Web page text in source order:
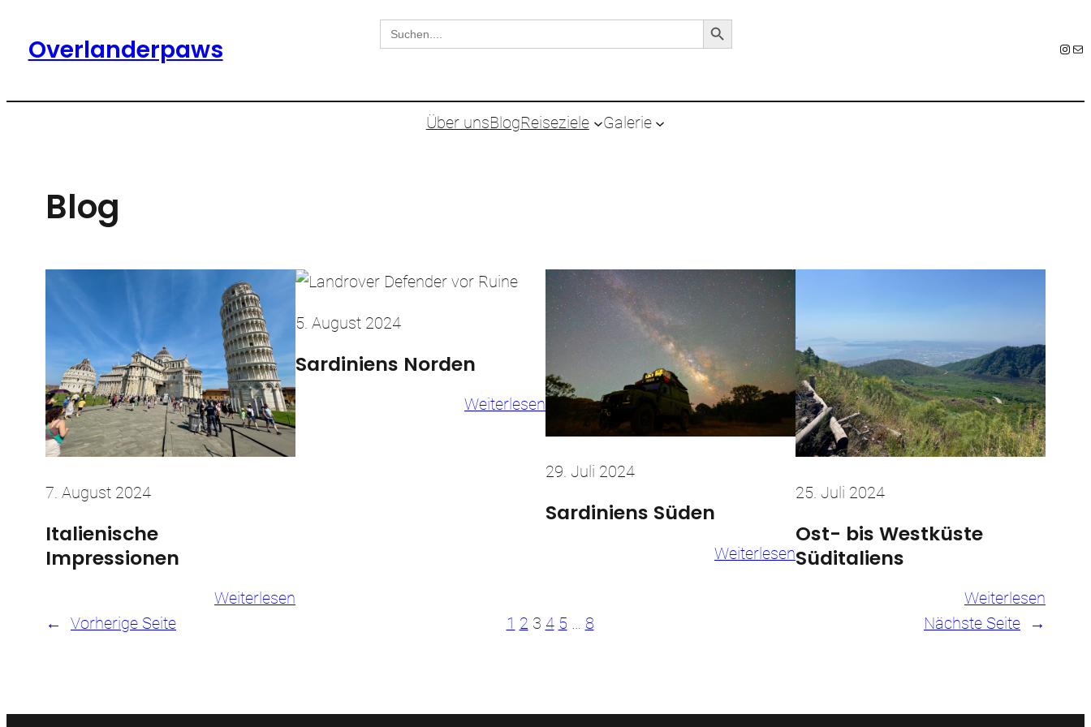
InhaltOverlanderpaws
Search
for:
Search Button
Instagram
Über unsBlogReiseziele Galerie
Blog
7. August 2024
Italienische
Impressionen
Weiterlesen
5. August 2024
Sardiniens Norden
Weiterlesen
Sardiniens
29. Juli 2024
Sardiniens Süden
Weiterlesen:
25. Juli 2024
Ost- bis Westküste
Süditaliens
Weiterlesen
← Vorherige Seite 1 2 3 4 5 … 8 Nächste Seite →